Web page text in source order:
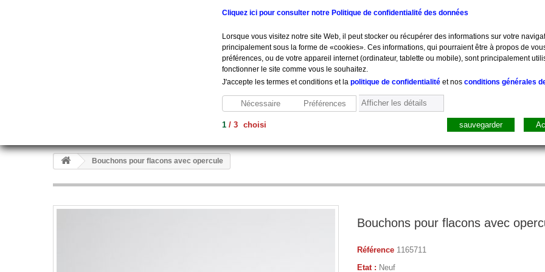
Hygiène Mesure, Pesée Pharmacie Sacs,
Bouchons pour flacons avec opercule
Bouchons pour flacons avec
Référence 1165711
Etat : Neuf
Cliquez ici pour consulter notre Politique de confidentialité des données
Lorsque vous visitez notre site Web, il peut stocker ou récupérer des informations sur votre
principalement sous la forme de «cookies». Ces informations, qui pourraient être à propos de
préférences, ou de votre appareil internet (ordinateur, tablette ou mobile), sont principalement
fonctionner le site comme vous le souhaitez.
J'accepte les termes et conditions et la politique de confidentialité et nos conditions générales
Nécessaire Préférences Afficher les détails
1 / 3 choisi sauvegarder